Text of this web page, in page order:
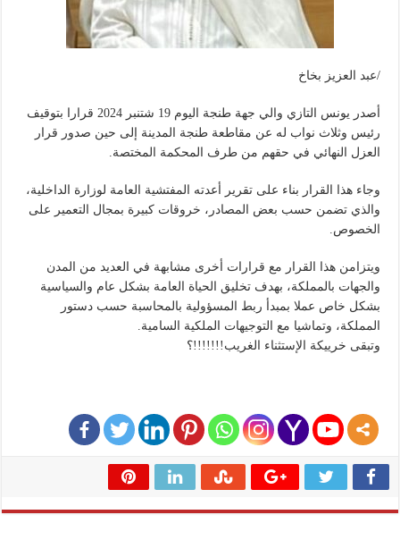
/عبد العزيز بخاخ
أصدر يونس التازي والي جهة طنجة اليوم 19 شتنبر 2024 قرارا بتوقيف
رئيس وثلاث نواب له عن مقاطعة طنجة المدينة إلى حين صدور قرار
العزل النهائي في حقهم من طرف المحكمة المختصة.
وجاء هذا القرار بناء على تقرير أعدته المفتشية العامة لوزارة الداخلية،
والذي تضمن حسب بعض المصادر، خروقات كبيرة بمجال التعمير على
الخصوص.
ويتزامن هذا القرار مع قرارات أخرى مشابهة في العديد من المدن
والجهات بالمملكة، بهدف تخليق الحياة العامة بشكل عام والسياسية
بشكل خاص عملا بمبدأ ربط المسؤولية بالمحاسبة حسب دستور
المملكة، وتماشيا مع التوجيهات الملكية السامية.
وتبقى خرييكة الإستثناء الغريب!!!!!!!؟